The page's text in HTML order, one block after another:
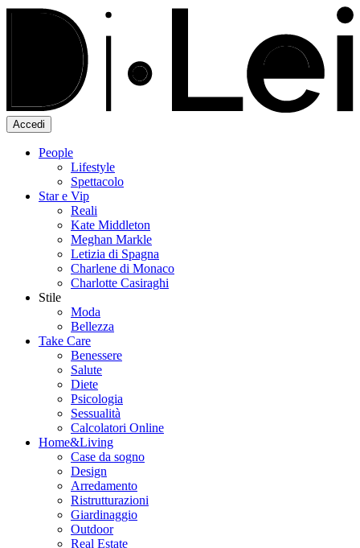
Accedi
People
Lifestyle
Spettacolo
Star e Vip
Reali
Kate Middleton
Meghan Markle
Letizia di Spagna
Charlene di Monaco
Charlotte Casiraghi
Stile
Moda
Bellezza
Take Care
Benessere
Salute
Diete
Psicologia
Sessualità
Calcolatori Online
Home&Living
Case da sogno
Design
Arredamento
Ristrutturazioni
Giardinaggio
Outdoor
Real Estate